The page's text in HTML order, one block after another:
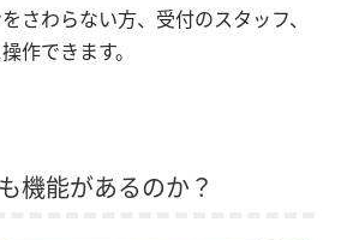
さわらない方、受付のスタッフ、
作できます。
機能があるのか？